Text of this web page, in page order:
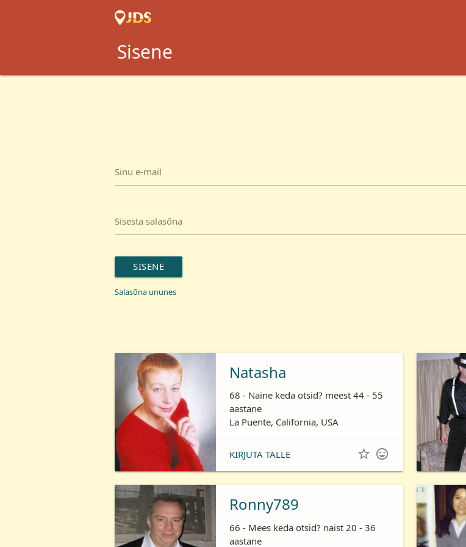
Sisene
Sinu e-mail
Sisesta salasõna
SISENE
Salasõna ununes
Natasha
68 - Naine keda otsid? meest 44 - 55
aastane
La Puente, California, USA
KIRJUTA TALLE  
Ronny789
66 - Mees keda otsid? naist 20 - 36
aastane